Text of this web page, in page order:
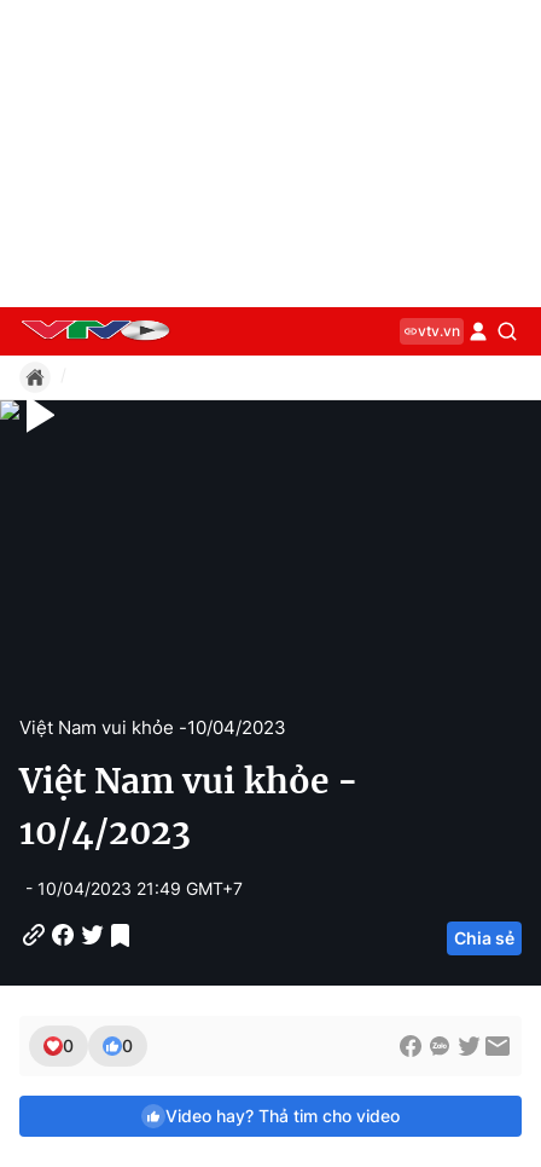
vtv.vn
Việt Nam vui khỏe -10/04/2023
Việt Nam vui khỏe -
10/4/2023
- 10/04/2023 21:49 GMT+7
Chia sẻ
0 0
Video hay? Thả tim cho video